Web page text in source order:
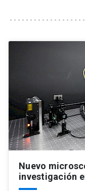
Futuros estudiantes
Estudiantes
Académicos
Alumni
Go to english site
ACCESOS DIRECTOS
Admisión launch
Mi Cuenta UC launch
Correo UC launch
Nuevo
investigación